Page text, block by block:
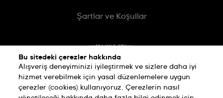
Şartlar ve Koşullar
Bu sitedeki çerezler hakkında
Alışveriş deneyiminizi iyileştirmek ve sizlere daha iyi
hizmet verebilmek için yasal düzenlemelere uygun
çerezler (cookies) kullanıyoruz. Çerezlerin nasıl